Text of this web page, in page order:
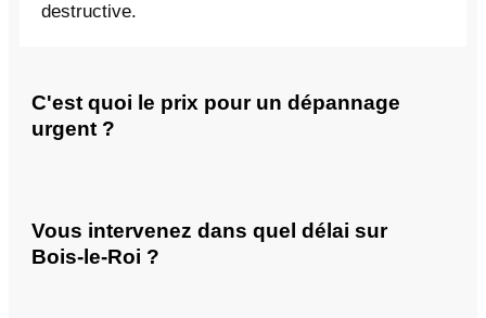
destructive.
C'est quoi le prix pour un dépannage
urgent ?
Vous intervenez dans quel délai sur
Bois-le-Roi ?